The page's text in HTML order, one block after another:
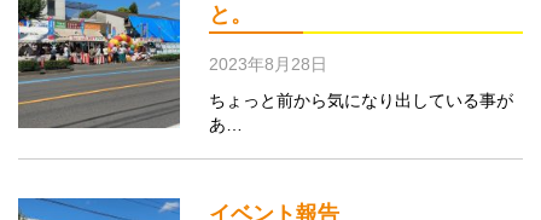
と。
2023年8月28日
ちょっと前から気になり出している事が
あ…
イベント報告